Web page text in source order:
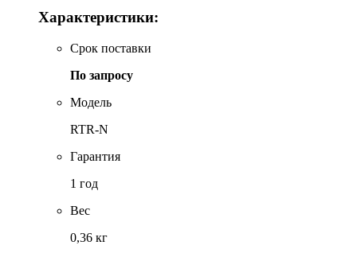
Характеристики:
Срок поставки
По запросу
Модель
RTR-N
Гарантия
1 год
Вес
0,36 кг